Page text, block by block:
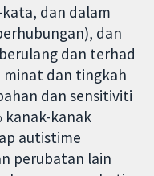
dan dalam
dan
dan terhad
dan tingkah
dan sensitiviti
kanak-kanak
autistime
perubatan lain